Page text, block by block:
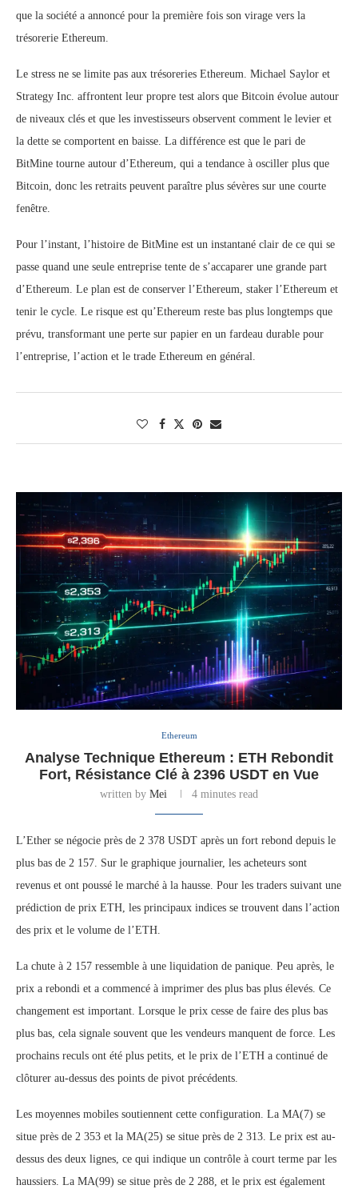
que la société a annoncé pour la première fois son virage vers la
trésorerie Ethereum.
Le stress ne se limite pas aux trésoreries Ethereum. Michael Saylor et
Strategy Inc. affrontent leur propre test alors que Bitcoin évolue autour
de niveaux clés et que les investisseurs observent comment le levier et
la dette se comportent en baisse. La différence est que le pari de
BitMine tourne autour d’Ethereum, qui a tendance à osciller plus que
Bitcoin, donc les retraits peuvent paraître plus sévères sur une courte
fenêtre.
Pour l’instant, l’histoire de BitMine est un instantané clair de ce qui se
passe quand une seule entreprise tente de s’accaparer une grande part
d’Ethereum. Le plan est de conserver l’Ethereum, staker l’Ethereum et
tenir le cycle. Le risque est qu’Ethereum reste bas plus longtemps que
prévu, transformant une perte sur papier en un fardeau durable pour
l’entreprise, l’action et le trade Ethereum en général.
Ethereum
Analyse Technique Ethereum : ETH Rebondit
Fort, Résistance Clé à 2396 USDT en Vue
written by Mei 4 minutes read
L’Ether se négocie près de 2 378 USDT après un fort rebond depuis le
plus bas de 2 157. Sur le graphique journalier, les acheteurs sont
revenus et ont poussé le marché à la hausse. Pour les traders suivant une
prédiction de prix ETH, les principaux indices se trouvent dans l’action
des prix et le volume de l’ETH.
La chute à 2 157 ressemble à une liquidation de panique. Peu après, le
prix a rebondi et a commencé à imprimer des plus bas plus élevés. Ce
changement est important. Lorsque le prix cesse de faire des plus bas
plus bas, cela signale souvent que les vendeurs manquent de force. Les
prochains reculs ont été plus petits, et le prix de l’ETH a continué de
clôturer au-dessus des points de pivot précédents.
Les moyennes mobiles soutiennent cette configuration. La MA(7) se
situe près de 2 353 et la MA(25) se situe près de 2 313. Le prix est au-
dessus des deux lignes, ce qui indique un contrôle à court terme par les
haussiers. La MA(99) se situe près de 2 288, et le prix est également